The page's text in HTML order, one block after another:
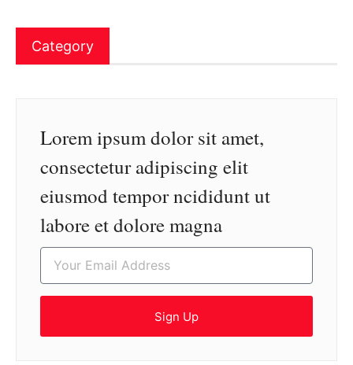
Category
Lorem ipsum dolor sit amet,
consectetur adipiscing elit
eiusmod tempor ncididunt ut
labore et dolore magna
Sign Up